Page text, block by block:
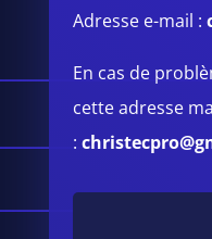
Adresse e-mail :
En cas de
cette adresse
: